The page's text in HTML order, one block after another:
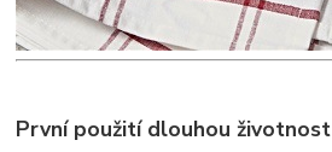
První použití dlouhou životnost